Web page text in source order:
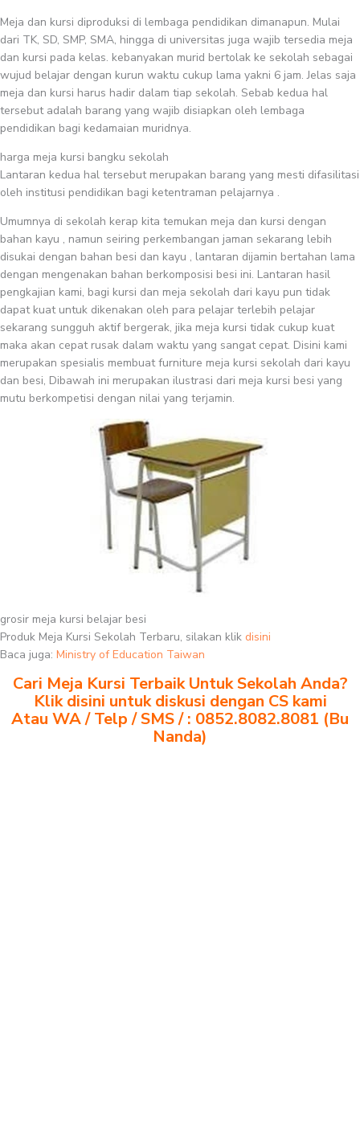
Meja dan kursi diproduksi di lembaga pendidikan dimanapun. Mulai
dari TK, SD, SMP, SMA, hingga di universitas juga wajib tersedia meja
dan kursi pada kelas. kebanyakan murid bertolak ke sekolah sebagai
wujud belajar dengan kurun waktu cukup lama yakni 6 jam. Jelas saja
meja dan kursi harus hadir dalam tiap sekolah. Sebab kedua hal
tersebut adalah barang yang wajib disiapkan oleh lembaga
pendidikan bagi kedamaian muridnya.
harga meja kursi bangku sekolah
Lantaran kedua hal tersebut merupakan barang yang mesti difasilitasi
oleh institusi pendidikan bagi ketentraman pelajarnya .
Umumnya di sekolah kerap kita temukan meja dan kursi dengan
bahan kayu , namun seiring perkembangan jaman sekarang lebih
disukai dengan bahan besi dan kayu , lantaran dijamin bertahan lama
dengan mengenakan bahan berkomposisi besi ini. Lantaran hasil
pengkajian kami, bagi kursi dan meja sekolah dari kayu pun tidak
dapat kuat untuk dikenakan oleh para pelajar terlebih pelajar
sekarang sungguh aktif bergerak, jika meja kursi tidak cukup kuat
maka akan cepat rusak dalam waktu yang sangat cepat. Disini kami
merupakan spesialis membuat furniture meja kursi sekolah dari kayu
dan besi, Dibawah ini merupakan ilustrasi dari meja kursi besi yang
mutu berkompetisi dengan nilai yang terjamin.
grosir meja kursi belajar besi
Produk Meja Kursi Sekolah Terbaru, silakan klik disini
Baca juga: Ministry of Education Taiwan
Cari Meja Kursi Terbaik Untuk Sekolah Anda?
Klik disini untuk diskusi dengan CS kami
Atau WA / Telp / SMS / : 0852.8082.8081 (Bu
Nanda)